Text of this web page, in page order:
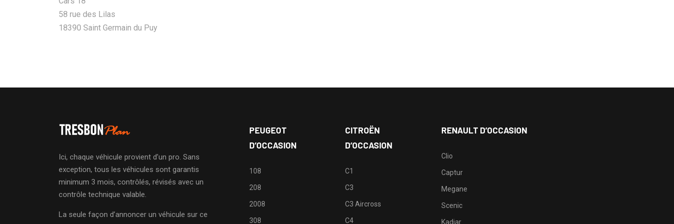
58 rue des Lilas
18390 Saint Germain du Puy
Ici, chaque véhicule provient d’un pro. Sans
exception, tous les véhicules sont garantis
minimum 3 mois, contrôlés, révisés avec un
contrôle technique valable.
La seule façon d’annoncer un véhicule sur ce
PEUGEOT
D’OCCASION
108
208
2008
308
CITROËN
D’OCCASION
C1
C3
C3 Aircross
C4
RENAULT D’OCCASION
Clio
Captur
Megane
Scenic
Kadjar